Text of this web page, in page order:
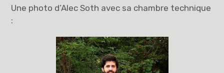
Une photo d’Alec Soth avec sa chambre technique
: